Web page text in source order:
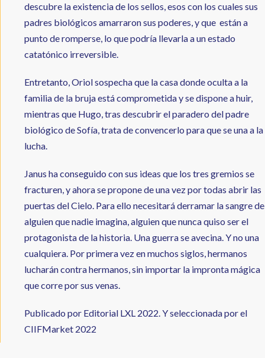
descubre la existencia de los sellos, esos con los cuales sus
padres biológicos amarraron sus poderes, y que están a
punto de romperse, lo que podría llevarla a un estado
catatónico irreversible.
Entretanto, Oriol sospecha que la casa donde oculta a la
familia de la bruja está comprometida y se dispone a huir,
mientras que Hugo, tras descubrir el paradero del padre
biológico de Sofía, trata de convencerlo para que se una a la
lucha.
Janus ha conseguido con sus ideas que los tres gremios se
fracturen, y ahora se propone de una vez por todas abrir las
puertas del Cielo. Para ello necesitará derramar la sangre de
alguien que nadie imagina, alguien que nunca quiso ser el
protagonista de la historia. Una guerra se avecina. Y no una
cualquiera. Por primera vez en muchos siglos, hermanos
lucharán contra hermanos, sin importar la impronta mágica
que corre por sus venas.
Publicado por Editorial LXL 2022. Y seleccionada por el
CIIFMarket 2022